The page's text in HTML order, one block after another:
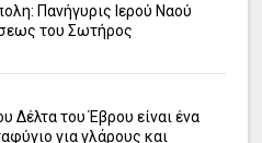
Πανήγυρις Ιερού Ναού
του Σωτήρος
Δέλτα του Έβρου είναι ένα
για γλάρους και